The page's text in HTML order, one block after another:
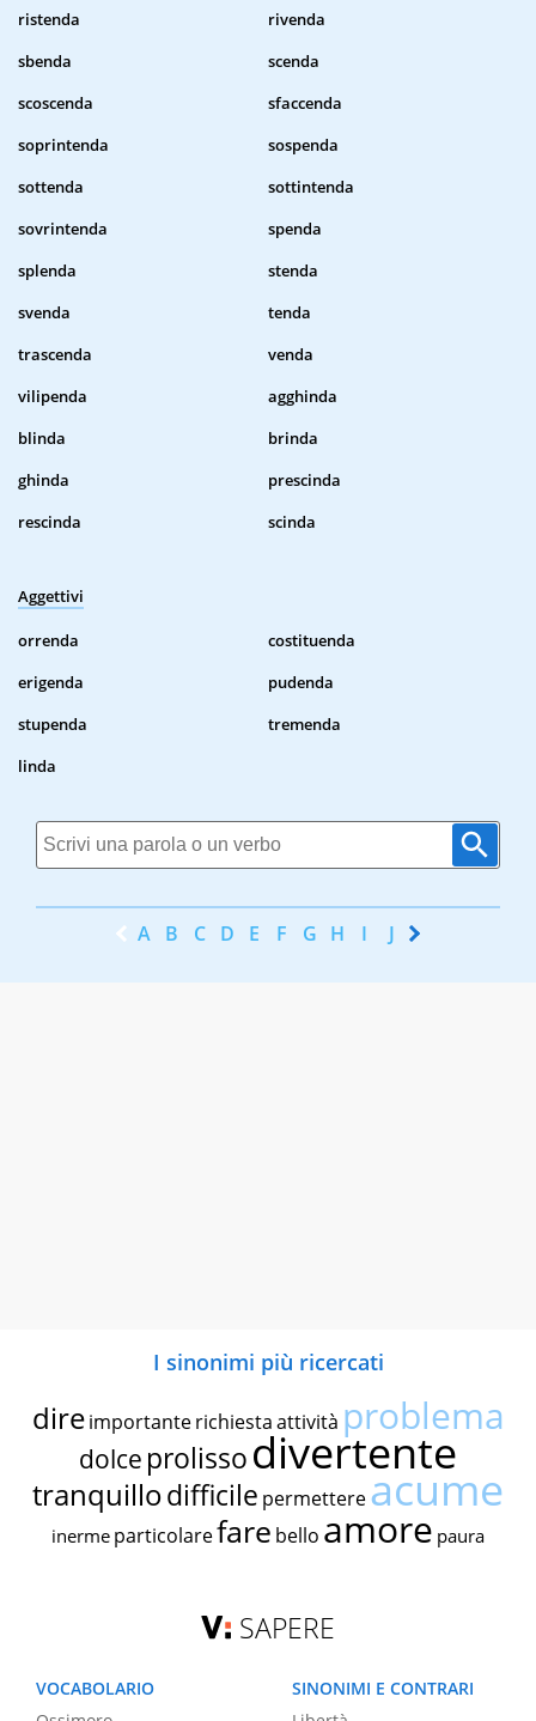
ristenda
rivenda
sbenda
scenda
scoscenda
sfaccenda
soprintenda
sospenda
sottenda
sottintenda
sovrintenda
spenda
splenda
stenda
svenda
tenda
trascenda
venda
vilipenda
agghinda
blinda
brinda
ghinda
prescinda
rescinda
scinda
Aggettivi
orrenda
costituenda
erigenda
pudenda
stupenda
tremenda
linda
A B C D E F G H I J K
I sinonimi più ricercati
dire importante richiestaattività problema
dolce prolissodivertente
tranquillodifficile permettereacume
inerme particolarefare bello amore paura
SAPERE
VOCABOLARIO
SINONIMI E CONTRARI